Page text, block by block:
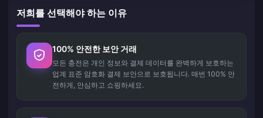
저희를 선택해야 하는 이유
100% 안전한 보안 거래
모든 충전은 개인 정보와 결제 데이터를 완벽하게 보호하는
업계 표준 암호화 결제 보안으로 보호됩니다. 매번 100% 안
전하게, 안심하고 쇼핑하세요.